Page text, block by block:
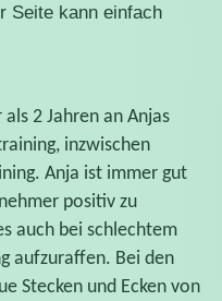
Seite kann einfach
2 Jahren an Anjas
inzwischen
Anja ist immer gut
positiv zu
auch bei schlechtem
aufzuraffen. Bei den
Stecken und Ecken von